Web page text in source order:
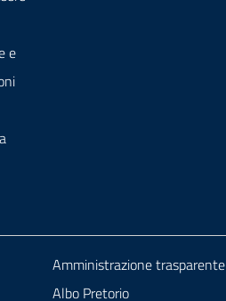
e
Amministrazione trasparente
Albo Pretorio